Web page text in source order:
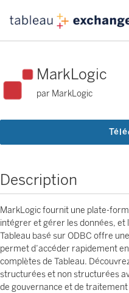
MarkLogic
par MarkLogic
Description
MarkLogic fournit une plate-
intégrer et gérer les données,
Tableau basé sur ODBC offre
permet d’accéder rapidement
complètes de Tableau.
structurées et non structurées
de gouvernance et de